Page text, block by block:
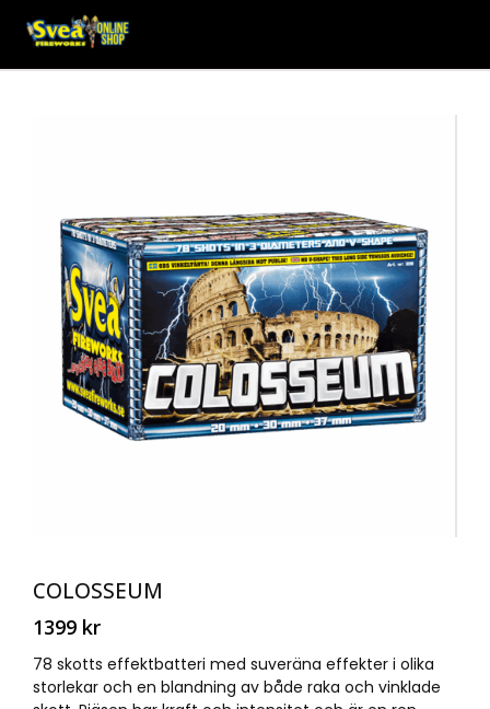
COLOSSEUM
1399 kr
78 skotts effektbatteri med suveräna effekter i olika
storlekar och en blandning av både raka och vinklade